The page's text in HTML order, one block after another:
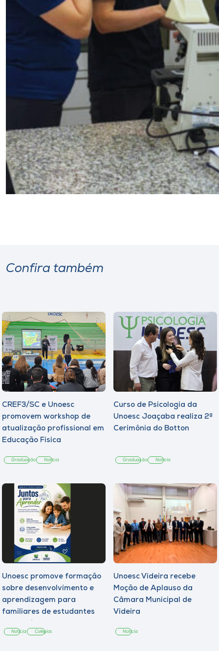
Confira também
CREF3/SC e Unoesc
promovem workshop de
atualização profissional em
Educação Física
Graduação Notícia
Curso de Psicologia da
Unoesc Joaçaba realiza 2ª
Cerimônia do Botton
Graduação Notícia
Unoesc promove formação
sobre desenvolvimento e
aprendizagem para
familiares de estudantes
Notícia Colégios
Unoesc Videira recebe
Moção de Aplauso da
Câmara Municipal de
Videira
Notícia